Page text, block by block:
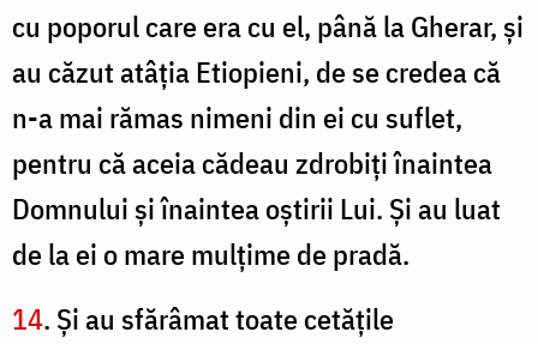
cu poporul care era cu el, până la Gherar, şi
au căzut atâţia Etiopieni, de se credea că
n-a mai rămas nimeni din ei cu suflet,
pentru că aceia cădeau zdrobiţi înaintea
Domnului şi înaintea oştirii Lui. Şi au luat
de la ei o mare mulţime de pradă.
14. Și au sfărâmat toate cetăţile